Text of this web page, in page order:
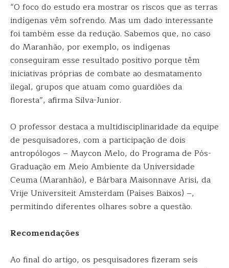
“O foco do estudo era mostrar os riscos que as terras
indígenas vêm sofrendo. Mas um dado interessante
foi também esse da redução. Sabemos que, no caso
do Maranhão, por exemplo, os indígenas
conseguiram esse resultado positivo porque têm
iniciativas próprias de combate ao desmatamento
ilegal, grupos que atuam como guardiões da
floresta”, afirma Silva-Junior.
O professor destaca a multidisciplinaridade da equipe
de pesquisadores, com a participação de dois
antropólogos – Maycon Melo, do Programa de Pós-
Graduação em Meio Ambiente da Universidade
Ceuma (Maranhão), e Bárbara Maisonnave Arisi, da
Vrije Universiteit Amsterdam (Países Baixos) –,
permitindo diferentes olhares sobre a questão.
Recomendações
Ao final do artigo, os pesquisadores fizeram seis